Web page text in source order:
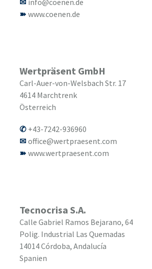
info@coenen.de
www.coenen.de
Wertpräsent GmbH
Carl-Auer-von-Welsbach Str. 17
4614 Marchtrenk
Österreich
+43-7242-936960
office@wertpraesent.com
www.wertpraesent.com
Tecnocrisa S.A.
Calle Gabriel Ramos Bejarano, 64
Polig. Industrial Las Quemadas
14014Córdoba, Andalucía
Spanien